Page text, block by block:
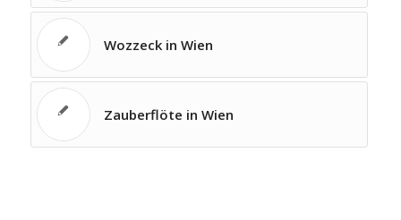
Wozzeck in Wien
Zauberflöte in Wien